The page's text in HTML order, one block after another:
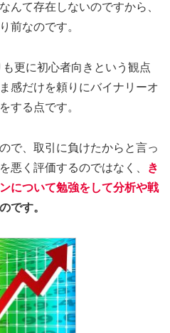
んて存在しないのですから、
前なのです。
更に初心者向きという観点
感だけを頼りにバイナリーオ
する点です。
で、取引に負けたからと言っ
悪く評価するのではなく、
き
について勉強をして分析や戦
です。